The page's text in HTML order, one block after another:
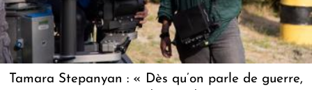
Tamara Stepanyan : « Dès qu’on parle de guerre,